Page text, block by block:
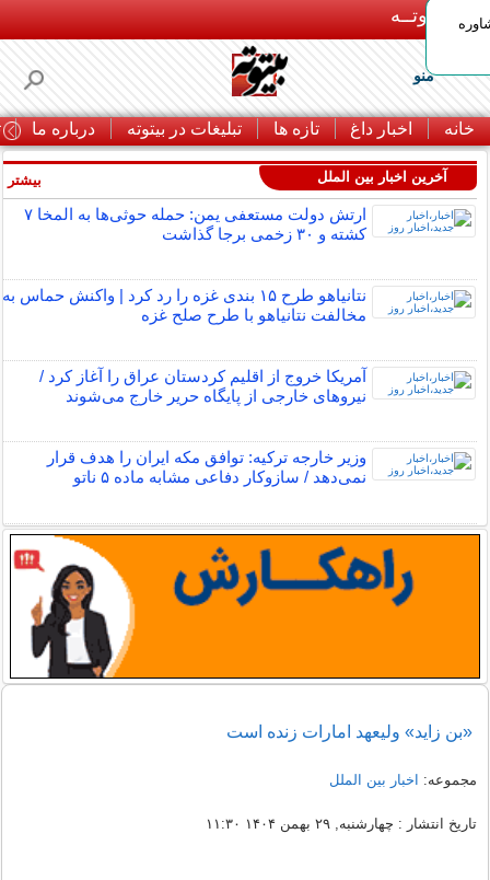
بـیتوتــه
منو
خانه اخبار داغ تازه ها تبلیغات در بیتوته درباره ما
آخرین اخبار بین الملل
ارتش دولت مستعفی یمن: حمله حوثی‌ها به المخا ۷
کشته و ۳۰ زخمی برجا گذاشت
نتانیاهو طرح ۱۵ بندی غزه را رد کرد | واکنش حماس به
مخالفت نتانیاهو با طرح صلح غزه
آمریکا خروج از اقلیم کردستان عراق را آغاز کرد /
نیروهای خارجی از پایگاه حریر خارج می‌شوند
وزیر خارجه ترکیه: توافق مکه ایران را هدف قرار
نمی‌دهد / سازوکار دفاعی مشابه ماده ۵ ناتو
بیشتر
«بن زاید» ولیعهد امارات زنده است
مجموعه: اخبار بین الملل
تاریخ انتشار : چهارشنبه, ۲۹ بهمن ۱۴۰۴ ۱۱:۳۰